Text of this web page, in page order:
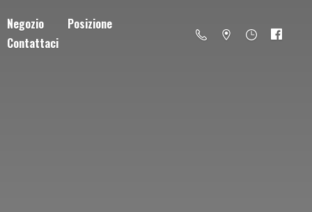
Negozio
Posizione
Contattaci